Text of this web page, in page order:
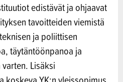
edistävät ja ohjaavat
tavoitteiden viemistä
ja poliittisen
täytäntöönpanoa ja
Lisäksi